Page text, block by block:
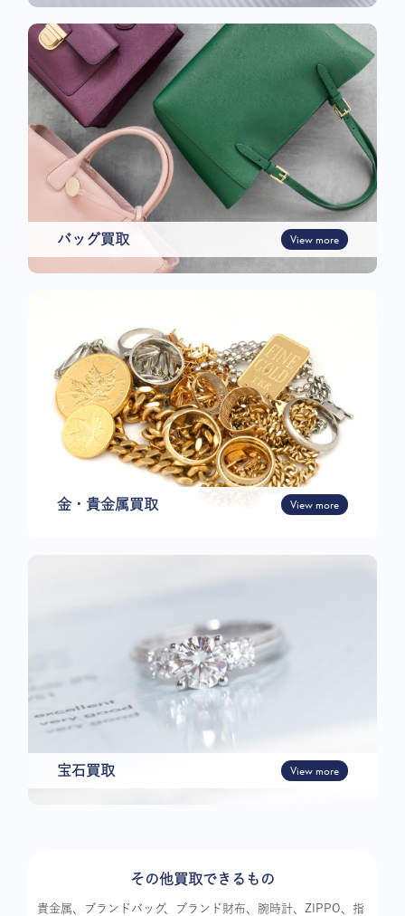
バッグ買取 View more
金・貴金属買取 View more
宝石買取 View more
その他買取できるもの
貴金属、ブランドバッグ、ブランド財布、腕時計、ZIPPO、指